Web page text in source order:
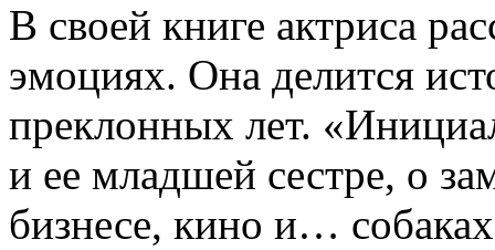
В своей книге актриса
эмоциях. Она делится
преклонных лет.
и ее младшей сестре, о
бизнесе, кино и…